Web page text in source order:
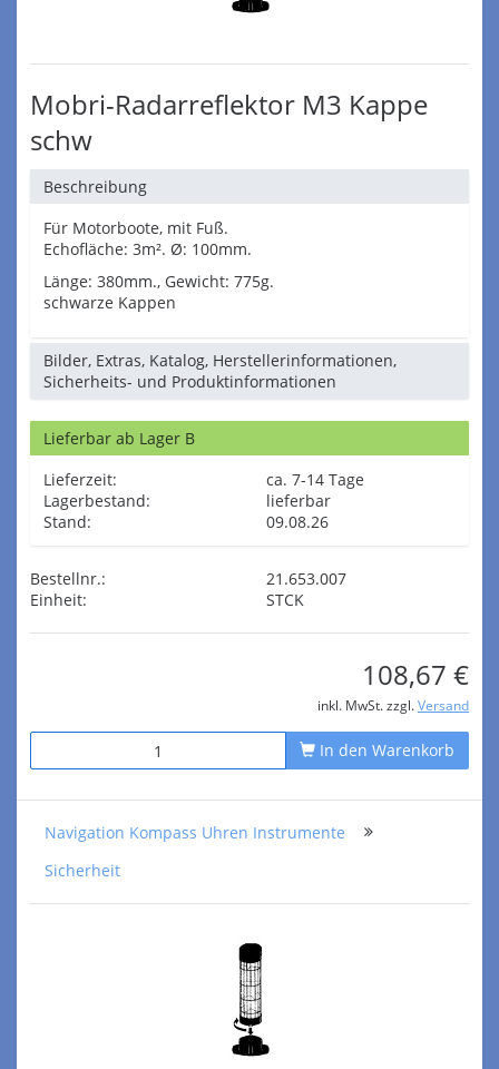
Mobri-Radarreflektor M3 Kappe
schw
Beschreibung
Für Motorboote, mit Fuß.
Echofläche: 3m². Ø: 100mm.
Länge: 380mm., Gewicht: 775g.
schwarze Kappen
Bilder, Extras, Katalog, Herstellerinformationen,
Sicherheits- und Produktinformationen
Lieferbar ab Lager B
Lieferzeit:
ca. 7-14 Tage
Lagerbestand:
lieferbar
Stand:
09.08.26
Bestellnr.:
21.653.007
Einheit:
STCK
108,67 €
inkl. MwSt. zzgl. Versand
In den Warenkorb
Navigation Kompass Uhren Instrumente
Sicherheit